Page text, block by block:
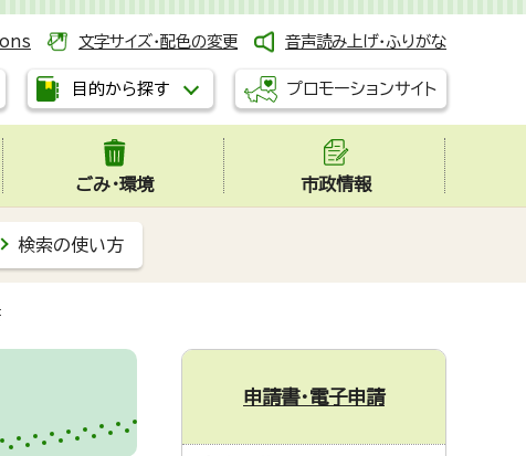
文字サイズ・配色の変更 音声読み上げ・ふりがな
目的から探す プロモーションサイト
ごみ・環境 市政情報
検索の使い方
申請書・電子申請